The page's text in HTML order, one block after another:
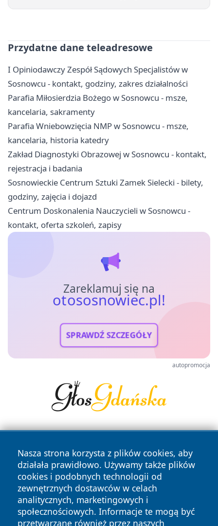
Przydatne dane teleadresowe
I Opiniodawczy Zespół Sądowych Specjalistów w
Sosnowcu - kontakt, godziny, zakres działalności
Parafia Miłosierdzia Bożego w Sosnowcu - msze,
kancelaria, sakramenty
Parafia Wniebowzięcia NMP w Sosnowcu - msze,
kancelaria, historia katedry
Zakład Diagnostyki Obrazowej w Sosnowcu - kontakt,
rejestracja i badania
Sosnowieckie Centrum Sztuki Zamek Sielecki - bilety,
godziny, zajęcia i dojazd
Centrum Doskonalenia Nauczycieli w Sosnowcu -
kontakt, oferta szkoleń, zapisy
Zareklamuj się na
otososnowiec.pl!
SPRAWDŹ SZCZEGÓŁY
autopromocja
Nasza strona korzysta z plików cookies, aby
działała prawidłowo. Używamy także plików
cookies i podobnych technologii od
zewnętrznych dostawców w celach
analitycznych, marketingowych i
społecznościowych. Informacje te mogą być
przetwarzane również przez naszych
Copyright © 2026 otososnowiec.pl Wszystkie prawa
zastrzeżone.